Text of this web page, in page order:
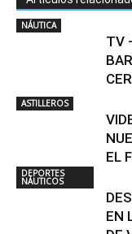
NÁUTICA
TV
ASTILLEROS
EL
DEPORTES
NÁUTICOS
EN